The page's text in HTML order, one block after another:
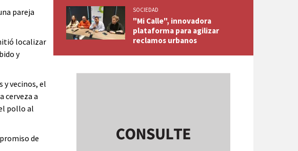
pareja
localizar
y
y vecinos, el
cerveza a
pollo al
de
SOCIEDAD
"Mi Calle", innovadora
plataforma para agilizar
reclamos urbanos